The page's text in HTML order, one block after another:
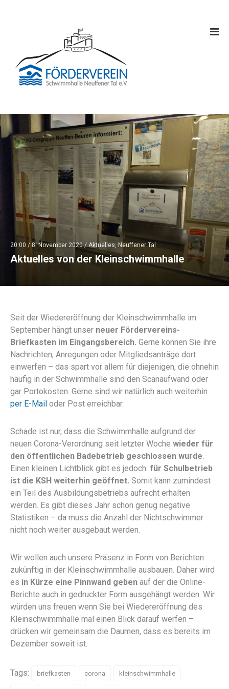
20:00 / 8. November 2020/ Aktuelles, Neuffener Tal
Aktuelles von der Kleinschwimmhalle
Seit der Wiedereröffnung der Kleinschwimmhalle im
September hängt unser neuer Fördervereins-
Briefkasten im Eingangsbereich. Gerne können Sie ihre
Nachrichten, Anregungen oder Mitgliedsanträge dort
einwerfen – das spart vor allem für diejenigen, die ohnehin
häufig in der Schwimmhalle sind den Scanaufwand oder
gar Portokosten. Gerne sind wir natürlich auch weiterhin
per E-Mail oder Post erreichbar.
Schade ist nur, dass die Schwimmhalle aufgrund der
neuen Corona-Verordnung seit letzter Woche wieder für
den öffentlichen Badebetrieb geschlossen wurde.
Einen kleinen Lichtblick gibt es jedoch: für Schulbetrieb
ist die KSH weiterhin geöffnet. Somit kann zumindest
ein Teil des Ausbildungsbetriebs aufrecht erhalten
werden. Es gibt dieses Jahr schon genug negative
Statistiken – da muss die Anzahl der Nichtschwimmer
nicht noch weiter ausgebaut werden.
Wir wollen auch unsere Präsenz in Form von Berichten
zukünftig in der Kleinschwimmhalle ausbauen. Daher wird
es in Kürze eine Pinnwand geben auf der die Online-
Berichte auch in gedruckter Form ausgehängt werden. Wir
würden uns freuen wenn Sie bei Wiedereröffnung des
Kleinschwimmhalle mal einen Blick darauf werfen –
drücken wir gemeinsam die Daumen, dass es bereits im
Dezember soweit ist.
Tags: briefkasten corona kleinschwimmhalle